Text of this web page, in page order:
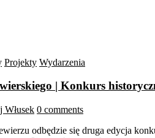
Projekty Wydarzenia
| Konkurs
Włusek 0 comments
odbędzie się druga edycja